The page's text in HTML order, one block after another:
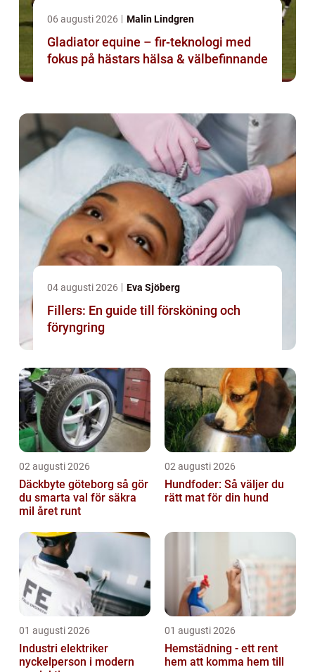
06 augusti 2026 Malin Lindgren
Gladiator equine – fir-teknologi med
fokus på hästars hälsa & välbefinnande
04 augusti 2026 Eva Sjöberg
Fillers: En guide till försköning och
föryngring
02 augusti 2026
Däckbyte göteborg så gör
du smarta val för säkra
mil året runt
02 augusti 2026
Hundfoder: Så väljer du
rätt mat för din hund
01 augusti 2026
Industri elektriker
nyckelperson i modern
01 augusti 2026
Hemstädning - ett rent
hem att komma hem till